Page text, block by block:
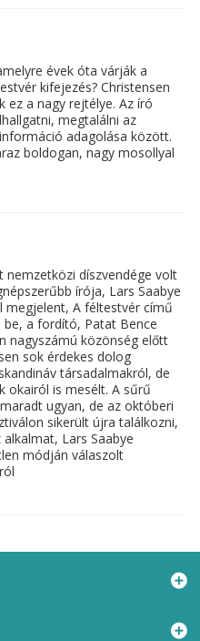
évek óta várják a
kifejezés? Christensen
ez a nagy rejtélye. Az író
megtalálni az
adagolása között.
boldogan, nagy mosollyal
nemzetközi díszvendége volt
írója, Lars Saabye
megjelent, A féltestvér című
a fordító, Patat Bence
nagyszámú közönség előtt
sok érdekes dolog
társadalmakról, de
okairól is mesélt. A sűrű
ugyan, de az októberi
sikerült újra találkozni,
Lars Saabye
módján válaszolt